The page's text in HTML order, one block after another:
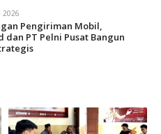
2026
Pengiriman Mobil,
PT Pelni Pusat Bangun